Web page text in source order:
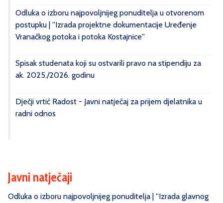
Odluka o izboru najpovoljnijeg ponuditelja u otvorenom
postupku | ''Izrada projektne dokumentacije Uređenje
Vranačkog potoka i potoka Kostajnice''
Spisak studenata koji su ostvarili pravo na stipendiju za
ak. 2025./2026. godinu
Dječji vrtić Radost - Javni natječaj za prijem djelatnika u
radni odnos
Javni natječaji
Odluka o izboru najpovoljnijeg ponuditelja | ''Izrada glavnog